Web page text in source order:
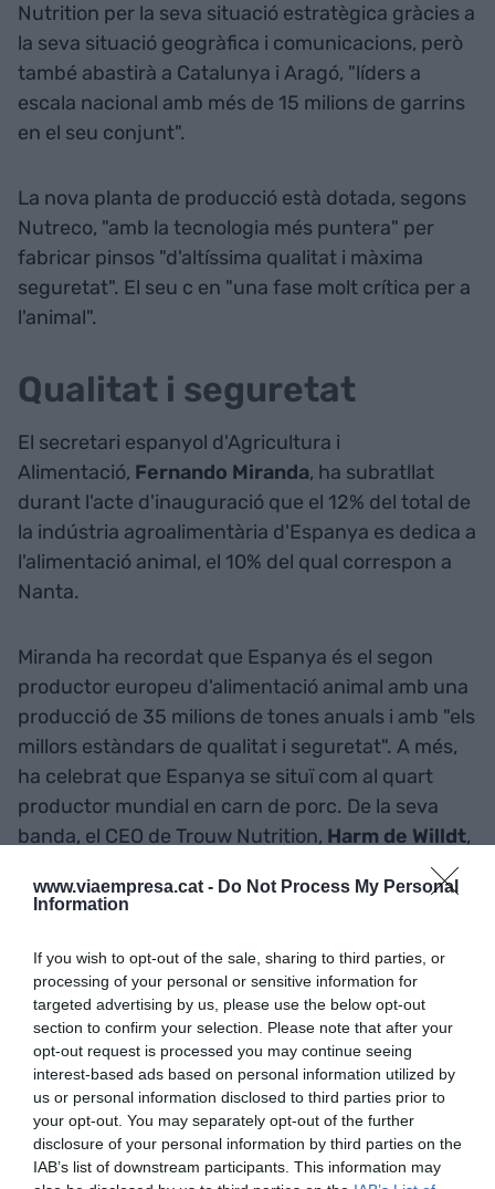
www.viaempresa.cat - Do Not Process My Personal
Information
If you wish to opt-out of the sale, sharing to third parties, or
processing of your personal or sensitive information for
targeted advertising by us, please use the below opt-out
section to confirm your selection. Please note that after your
opt-out request is processed you may continue seeing
interest-based ads based on personal information utilized by
us or personal information disclosed to third parties prior to
your opt-out. You may separately opt-out of the further
disclosure of your personal information by third parties on the
IAB’s list of downstream participants. This information may
Nutrition per la seva situació estratègica gràcies a
la seva situació geogràfica i comunicacions, però
també abastirà a Catalunya i Aragó, "líders a
escala nacional amb més de 15 milions de garrins
en el seu conjunt".
La nova planta de producció està dotada, segons
Nutreco, "amb la tecnologia més puntera" per
fabricar pinsos "d'altíssima qualitat i màxima
seguretat". El seu c en "una fase molt crítica per a
l'animal".
Qualitat i seguretat
El secretari espanyol d'Agricultura i
Alimentació, Fernando Miranda, ha subratllat
durant l'acte d'inauguració que el 12% del total de
la indústria agroalimentària d'Espanya es dedica a
l'alimentació animal, el 10% del qual correspon a
Nanta.
Miranda ha recordat que Espanya és el segon
productor europeu d'alimentació animal amb una
producció de 35 milions de tones anuals i amb "els
millors estàndars de qualitat i seguretat". A més,
ha celebrat que Espanya se situï com al quart
productor mundial en carn de porc. De la seva
banda, el CEO de Trouw Nutrition, Harm de Willdt,
tecnologia pot ajudar a les granges a incrementar
Catalunya, el País Basc i Madrid són els territoris
on més inverteix Holanda de tot l'Estat amb més
de 1.300 empreses que agrupen el 30% del
capital.
AfegirVIA Empresacom a font preferida de
Google de forma gratuïta